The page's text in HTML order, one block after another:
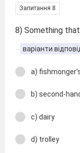
Запитання 8
8) Something
варіанти
a)
b) second-
c) dairy
d) trolley